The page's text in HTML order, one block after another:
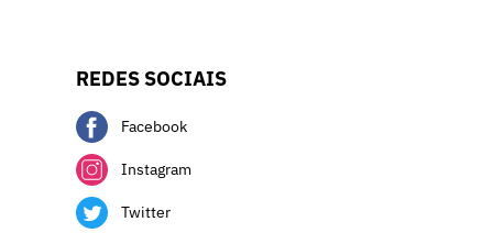
REDES SOCIAIS
Facebook
Instagram
Twitter